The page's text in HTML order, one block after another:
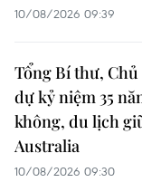
10/08/2026 09:39
Tổng Bí thư,
dự kỷ niệm 35
không, du lịch
Australia
10/08/2026 09:30